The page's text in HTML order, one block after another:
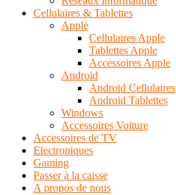
Cellulaires & Tablettes
Apple
Cellulaires Apple
Tablettes Apple
Accessoires Apple
Android
Android Cellulaires
Android Tablettes
Windows
Accessoires Voiture
Accessoires de TV
Electroniques
Gaming
Passer à la caisse
A propos de nous